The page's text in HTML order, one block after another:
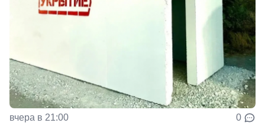
вчера в 21:00 0